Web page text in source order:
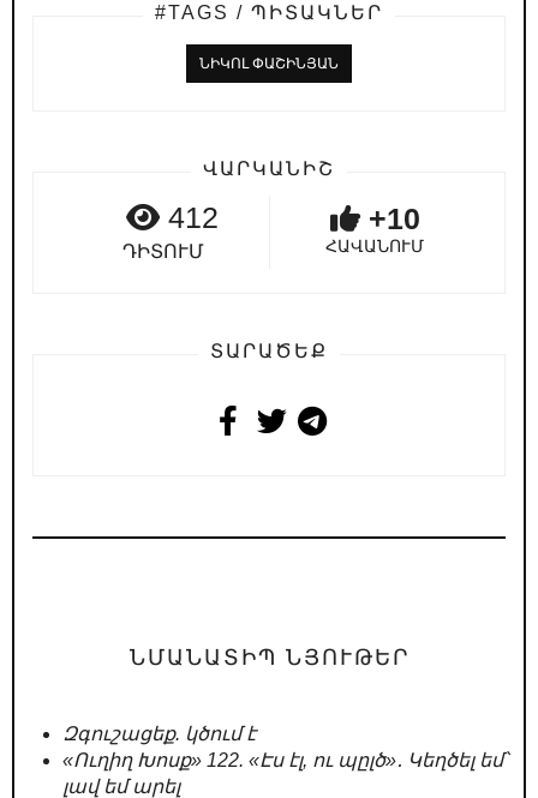
#TAGS / ՊԻՏԱԿՆԵՐ
ՆԻԿՈԼ ՓԱՇԻՆՅԱՆ
ՎԱՐԿԱՆԻՇ
412
ԴԻՏՈՒՄ
+10
ՀԱՎԱՆՈՒՄ
ՏԱՐԱԾԵՔ
ՆՄԱՆԱՏԻՊ ՆՅՈՒԹԵՐ
Զգուշացեք. կծում է
«Ուղիղ Խոսք» 122. «Էս էլ, ու պըլծ»․ Կեղծել եմ՝
լավ եմ արել